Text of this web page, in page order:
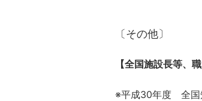
〔その他〕
【全国施設長等、
※平成30年度 全国